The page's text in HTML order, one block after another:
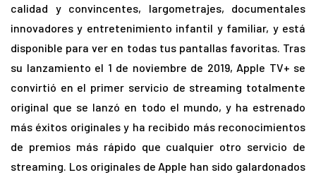
calidad y convincentes, largometrajes, documentales
innovadores y entretenimiento infantil y familiar, y está
disponible para ver en todas tus pantallas favoritas. Tras
su lanzamiento el 1 de noviembre de 2019, Apple TV+ se
convirtió en el primer servicio de streaming totalmente
original que se lanzó en todo el mundo, y ha estrenado
más éxitos originales y ha recibido más reconocimientos
de premios más rápido que cualquier otro servicio de
streaming. Los originales de Apple han sido galardonados